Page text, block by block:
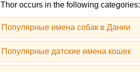
Thor occurs in the following categories:
Популярные имена собак в Дании
Популярные датские имена кошек